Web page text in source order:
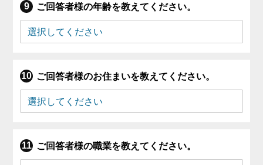
ご回答者様の年齢を教えてください。
ご回答者様のお住まいを教えてください。
ご回答者様の職業を教えてください。